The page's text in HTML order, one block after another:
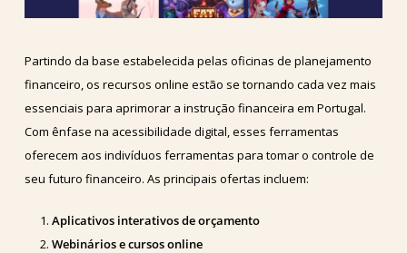
Partindo da base estabelecida pelas oficinas de planejamento
financeiro, os recursos online estão se tornando cada vez mais
essenciais para aprimorar a instrução financeira em Portugal.
Com ênfase na acessibilidade digital, esses ferramentas
oferecem aos indivíduos ferramentas para tomar o controle de
seu futuro financeiro. As principais ofertas incluem:
Aplicativos interativos de orçamento
Webinários e cursos online